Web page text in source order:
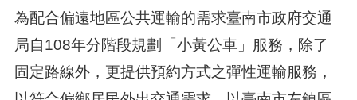
為配合偏遠地區公共運輸的需求臺南市政府交通
局自108年分階段規劃「小黃公車」服務，除了
固定路線外，更提供預約方式之彈性運輸服務，